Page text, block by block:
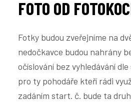
FOTO OD
Fotky budou zveřejníme na
nedočkavce budou nahrány
očíslování bez vyhledávání
pro ty pohodáře kteří rádi
zadáním start. č. bude ta